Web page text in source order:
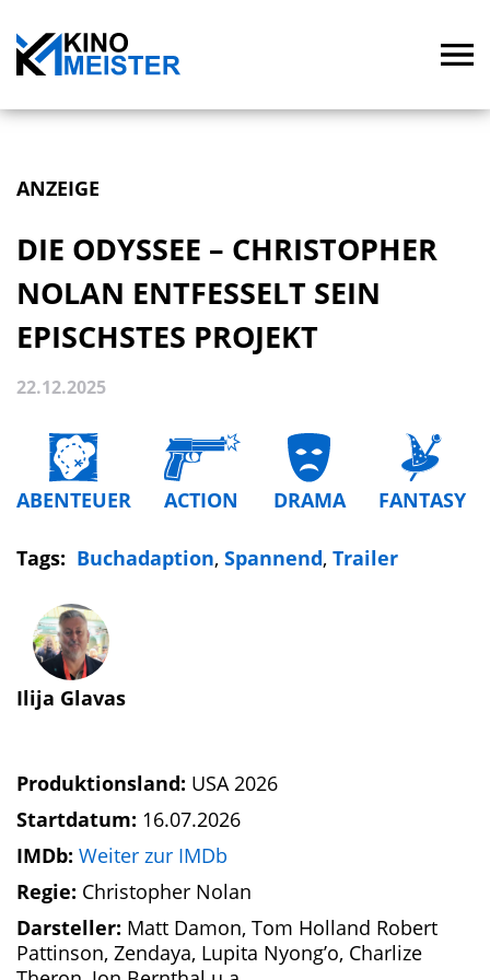
ANZEIGE
DIE ODYSSEE – CHRISTOPHER
NOLAN ENTFESSELT SEIN
EPISCHSTES PROJEKT
22.12.2025
ABENTEUER ACTION DRAMA FANTASY
Tags: Buchadaption, Spannend, Trailer
Ilija Glavas
Produktionsland: USA 2026
Startdatum: 16.07.2026
IMDb: Weiter zur IMDb
Regie: Christopher Nolan
Darsteller: Matt Damon, Tom Holland Robert
Pattinson, Zendaya, Lupita Nyong’o, Charlize